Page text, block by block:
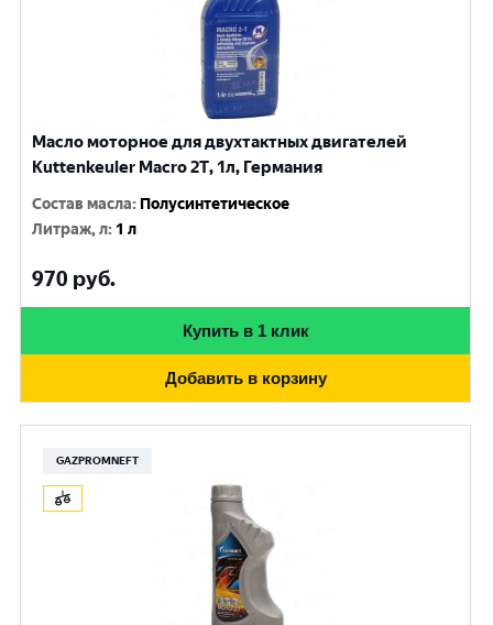
Масло моторное для двухтактных двигателей
Kuttenkeuler Macro 2T, 1л, Германия
Состав масла: Полусинтетическое
Литраж, л: 1 л
970 руб.
Купить в 1 клик
Добавить в корзину
GAZPROMNEFT